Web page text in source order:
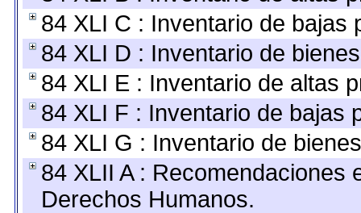
84 XLI C : Inventario de bajas
84 XLI D : Inventario de
84 XLI E : Inventario de altas
84 XLI F : Inventario de bajas
84 XLI G : Inventario de
84 XLII A : Recomendaciones
Derechos Humanos.